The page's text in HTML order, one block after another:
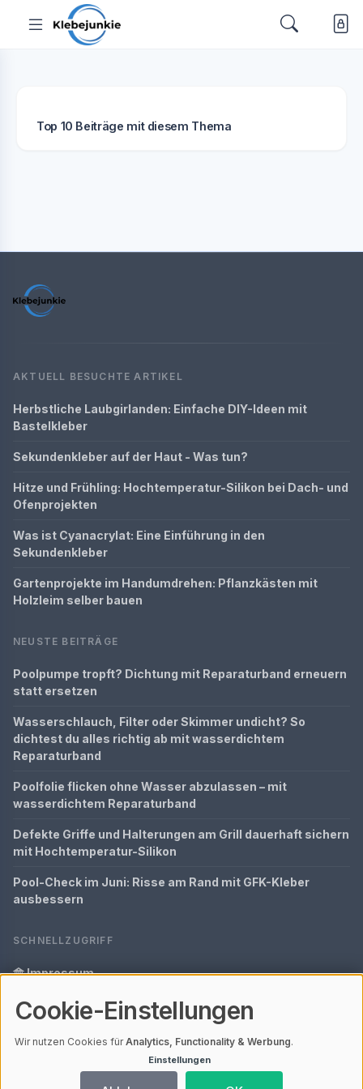
Top 10 Beiträge mit diesem Thema
AKTUELL BESUCHTE ARTIKEL
Herbstliche Laubgirlanden: Einfache DIY-Ideen mit
Bastelkleber
Sekundenkleber auf der Haut - Was tun?
Hitze und Frühling: Hochtemperatur-Silikon bei Dach- und
Ofenprojekten
Was ist Cyanacrylat: Eine Einführung in den
Sekundenkleber
Gartenprojekte im Handumdrehen: Pflanzkästen mit
Holzleim selber bauen
NEUSTE BEITRÄGE
Poolpumpe tropft? Dichtung mit Reparaturband erneuern
statt ersetzen
Wasserschlauch, Filter oder Skimmer undicht? So
dichtest du alles richtig ab mit wasserdichtem
Reparaturband
Poolfolie flicken ohne Wasser abzulassen – mit
wasserdichtem Reparaturband
Defekte Griffe und Halterungen am Grill dauerhaft sichern
mit Hochtemperatur-Silikon
Pool-Check im Juni: Risse am Rand mit GFK-Kleber
ausbessern
SCHNELLZUGRIFF
Impressum
Datenschutz
Ihre Datenschutzeinstellungen
Cookie-Einstellungen
Wir nutzen Cookies fürAnalytics, Functionality & Werbung.
Einstellungen